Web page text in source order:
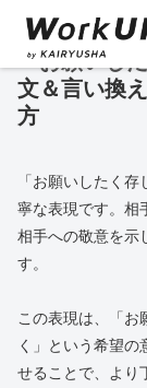
「お願いし
文＆言い換
方
「お願いしたく
寧な表現です。相
相手への敬意を示
す。
この表現は、「お
く」という希望の
せることで、より